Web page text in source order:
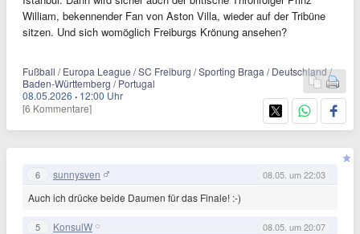
William, bekennender Fan von Aston Villa, wieder auf der Tribüne
sitzen. Und sich womöglich Freiburgs Krönung ansehen?
Fußball / Europa League / SC Freiburg / Sporting Braga / Deutschland /
Baden-Württemberg / Portugal
08.05.2026 · 12:00 Uhr
[6 Kommentare]
6 sunnysven 08.05. um 22:03
Auch ich drücke beide Daumen für das Finale! :-)
5 KonsulW 08.05. um 20:07